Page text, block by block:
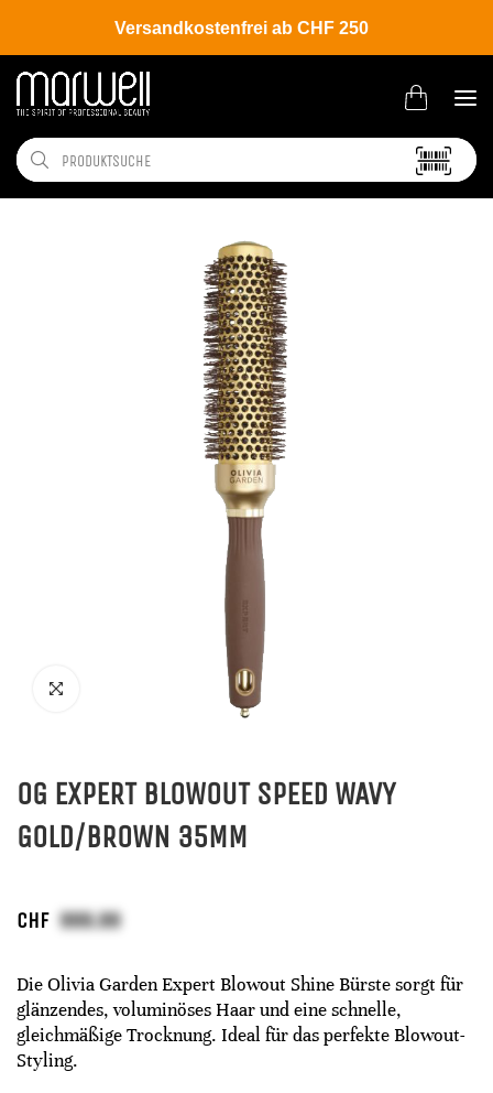
Versandkostenfrei ab CHF 250
Shop Brands Olivia Garden
OG EXPERT BLOWOUT SPEED WAVY
GOLD/BROWN 35MM
CHF
Die Olivia Garden Expert Blowout Shine Bürste sorgt für
glänzendes, voluminöses Haar und eine schnelle,
gleichmäßige Trocknung. Ideal für das perfekte Blowout-
Styling.